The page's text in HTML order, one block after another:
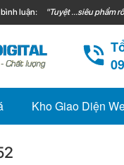
luận: "Tuyệt ...siêu phẩm
Kho Giao Diện